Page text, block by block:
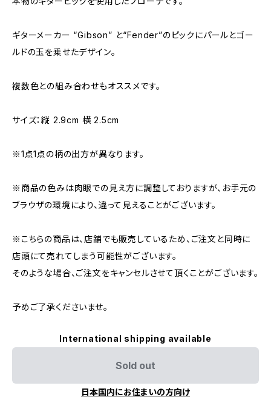
ギターメーカー “Gibson” と“Fender”のピックにパールとゴー
ルドの玉を乗せたデザイン。
複数色との組み合わせもオススメです。
サイズ：縦 2.9cm 横 2.5cm
※1点1点の柄の出方が異なります。
※商品の色みは肉眼での見え方に調整しておりますが、お手元の
ブラウザの環境により、違って見えることがございます。
※こちらの商品は、店舗でも販売しているため、ご注文と同時に
店頭にて売れてしまう可能性がございます。
そのような場合、ご注文をキャンセルさせて頂くことがございます。
予めご了承くださいませ。
International shipping available
Sold out
日本国内にお住まいの方向け